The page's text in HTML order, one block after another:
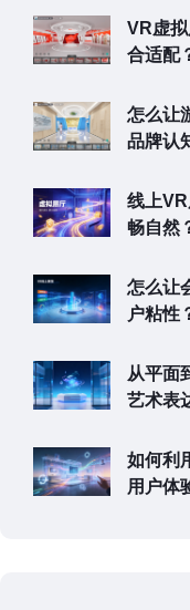
VR虚
合适配
怎么让
品牌认
线上
畅自然
怎么让
户粘性
从平面
艺术表
如何利
用户体